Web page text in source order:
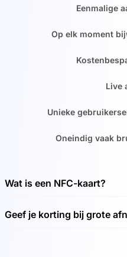
Eenmalige
Op elk moment
Live
Unieke
Oneindig vaak
Wat is een NFC-kaart?
gegevens contactloos
Geef je korting bij grote